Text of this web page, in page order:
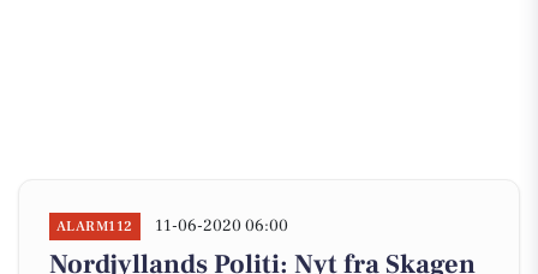
ALARM112 11-06-2020 06:00
Nordjyllands Politi: Nyt fra Skagen